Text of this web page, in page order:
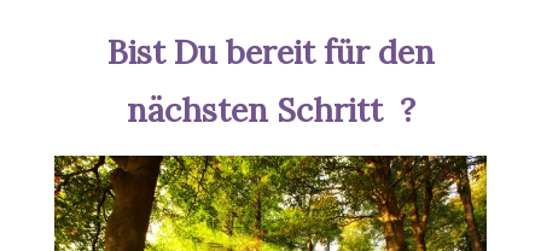
Bist Du bereit für den
nächsten Schritt ?